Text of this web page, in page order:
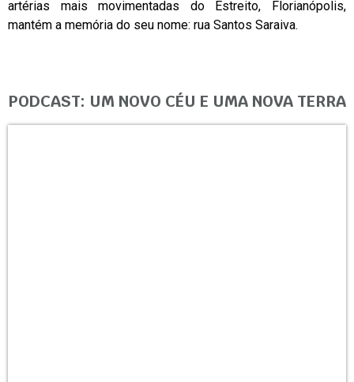
artérias mais movimentadas do Estreito, Florianópolis,
mantém a memória do seu nome: rua Santos Saraiva.
PODCAST: UM NOVO CÉU E UMA NOVA TERRA